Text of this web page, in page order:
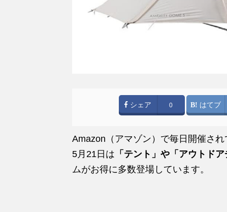
シェア 0 はてブ
Amazon（アマゾン）で毎日開催さ
5月21日は 「テント」や「アウトドア
ムがお得に多数登場しています。